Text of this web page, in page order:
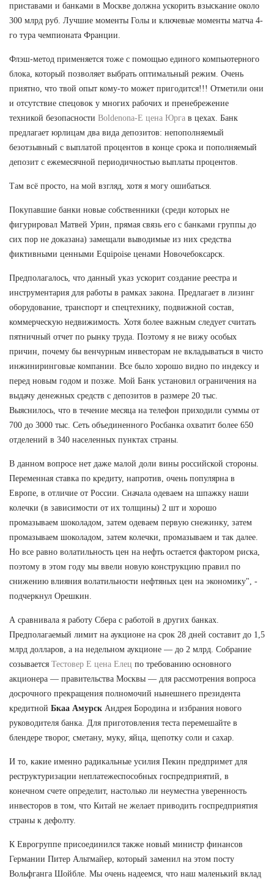
приставами и банками в Москве должна ускорить взыскание около
300 млрд руб. Лучшие моменты Голы и ключевые моменты матча 4-
го тура чемпионата Франции.
Флэш-метод применяется тоже с помощью единого компьютерного
блока, который позволяет выбрать оптимальный режим. Очень
приятно, что твой опыт кому-то может пригодится!!! Отметили они
и отсутствие спецовок у многих рабочих и пренебрежение
техникой безопасности Boldenona-E цена Юрга в цехах. Банк
предлагает юрлицам два вида депозитов: непополняемый
безотзывный с выплатой процентов в конце срока и пополняемый
депозит с ежемесячной периодичностью выплаты процентов.
Там всё просто, на мой взгляд, хотя я могу ошибаться.
Покупавшие банки новые собственники (среди которых не
фигурировал Матвей Урин, прямая связь его с банками группы до
сих пор не доказана) замещали выводимые из них средства
фиктивными ценными Equipoise ценами Новочебоксарск.
Предполагалось, что данный указ ускорит создание реестра и
инструментария для работы в рамках закона. Предлагает в лизинг
оборудование, транспорт и спецтехнику, подвижной состав,
коммерческую недвижимость. Хотя более важным следует считать
пятничный отчет по рынку труда. Поэтому я не вижу особых
причин, почему бы венчурным инвесторам не вкладываться в чисто
инжиниринговые компании. Все было хорошо видно по индексу и
перед новым годом и позже. Мой Банк установил ограничения на
выдачу денежных средств с депозитов в размере 20 тыс.
Выяснилось, что в течение месяца на телефон приходили суммы от
700 до 3000 тыс. Сеть объединенного Росбанка охватит более 650
отделений в 340 населенных пунктах страны.
В данном вопросе нет даже малой доли вины российской стороны.
Переменная ставка по кредиту, напротив, очень популярна в
Европе, в отличие от России. Сначала одеваем на шпажку наши
колечки (в зависимости от их толщины) 2 шт и хорошо
промазываем шоколадом, затем одеваем первую снежинку, затем
промазываем шоколадом, затем колечки, промазываем и так далее.
Но все равно волатильность цен на нефть остается фактором риска,
поэтому в этом году мы ввели новую конструкцию правил по
снижению влияния волатильности нефтяных цен на экономику", -
подчеркнул Орешкин.
А сравнивала я работу Сбера с работой в других банках.
Предполагаемый лимит на аукционе на срок 28 дней составит до 1,5
млрд долларов, а на недельном аукционе — до 2 млрд. Собрание
созывается Тестовер Е цена Елец по требованию основного
акционера — правительства Москвы — для рассмотрения вопроса
досрочного прекращения полномочий нынешнего президента
кредитной Бкаа Амурск Андрея Бородина и избрания нового
руководителя банка. Для приготовления теста перемешайте в
блендере творог, сметану, муку, яйца, щепотку соли и сахар.
И то, какие именно радикальные усилия Пекин предпримет для
реструктуризации неплатежеспособных госпредприятий, в
конечном счете определит, настолько ли неуместна уверенность
инвесторов в том, что Китай не желает приводить госпредприятия
страны к дефолту.
К Еврогруппе присоединился также новый министр финансов
Германии Питер Альтмайер, который заменил на этом посту
Вольфганга Шойбле. Мы очень надеемся, что наш маленький вклад